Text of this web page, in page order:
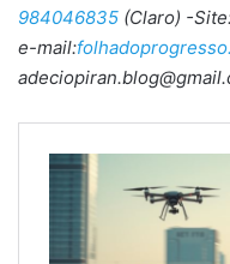
984046835 (Claro) -
e-mail: